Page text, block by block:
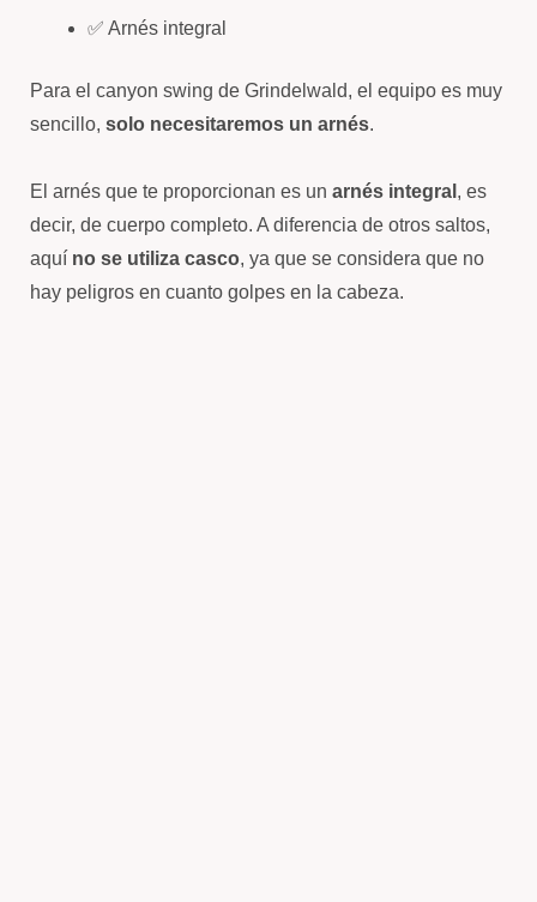
✅ Arnés integral
Para el canyon swing de Grindelwald, el equipo es muy
sencillo, solo necesitaremos un arnés.
El arnés que te proporcionan es un arnés integral , es
decir, de cuerpo completo. A diferencia de otros saltos,
aquí no se utiliza casco, ya que se considera que no
hay peligros en cuanto golpes en la cabeza.